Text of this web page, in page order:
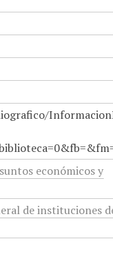
económicos y
de instituciones